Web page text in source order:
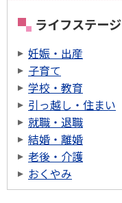
ライフステージ
妊娠・出産
子育て
学校・教育
引っ越し・住まい
就職・退職
結婚・離婚
老後・介護
おくやみ